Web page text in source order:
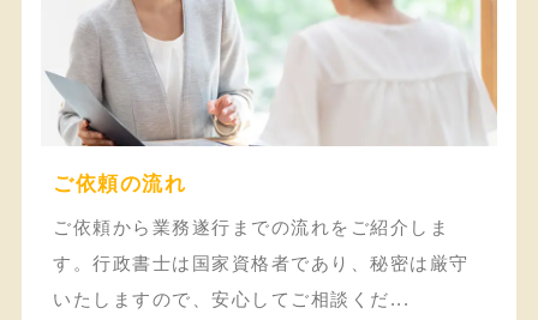
ご依頼の流れ
ご依頼から業務遂行までの流れをご紹介しま
す。行政書士は国家資格者であり、秘密は厳守
いたしますので、安心してご相談くだ...